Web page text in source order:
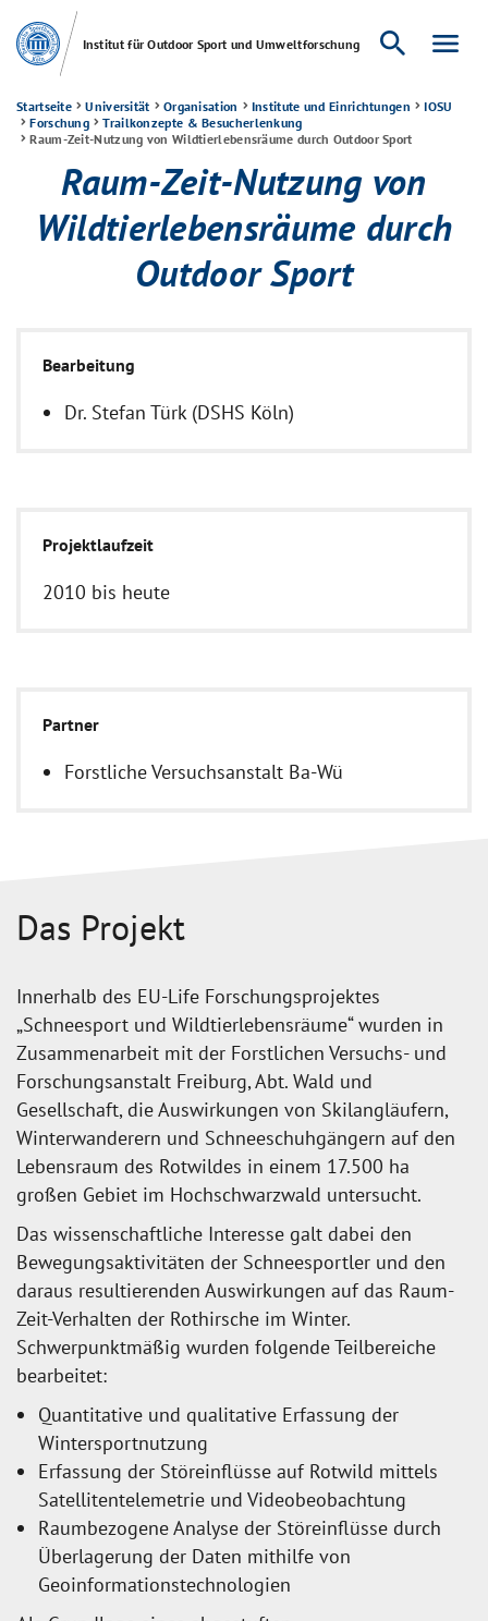
Institut für Outdoor Sport und Umweltforschung search menu
Startseite Universität Organisation Institute und Einrichtungen
IOSU
Forschung
Trailkonzepte & Besucherlenkung
Raum-Zeit-Nutzung von Wildtierlebensräume durch Outdoor Sport
Raum-Zeit-Nutzung von
Wildtierlebensräume durch
Outdoor Sport
Bearbeitung
Dr. Stefan Türk (DSHS Köln)
Projektlaufzeit
2010 bis heute
Partner
Forstliche Versuchsanstalt Ba-Wü
Das Projekt
Innerhalb des EU-Life Forschungsprojektes
„Schneesport und Wildtierlebensräume“ wurden in
Zusammenarbeit mit der Forstlichen Versuchs- und
Forschungsanstalt Freiburg, Abt. Wald und
Gesellschaft, die Auswirkungen von Skilangläufern,
Winterwanderern und Schneeschuhgängern auf den
Lebensraum des Rotwildes in einem 17.500 ha
großen Gebiet im Hochschwarzwald untersucht.
Das wissenschaftliche Interesse galt dabei den
Bewegungsaktivitäten der Schneesportler und den
daraus resultierenden Auswirkungen auf das Raum-
Zeit-Verhalten der Rothirsche im Winter.
Schwerpunktmäßig wurden folgende Teilbereiche
bearbeitet:
Quantitative und qualitative Erfassung der
Wintersportnutzung
Erfassung der Störeinflüsse auf Rotwild mittels
Satellitentelemetrie und Videobeobachtung
Raumbezogene Analyse der Störeinflüsse durch
Überlagerung der Daten mithilfe von
Geoinformationstechnologien